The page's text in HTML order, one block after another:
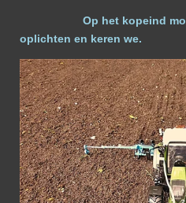
Op het kopeind
oplichten en keren we.